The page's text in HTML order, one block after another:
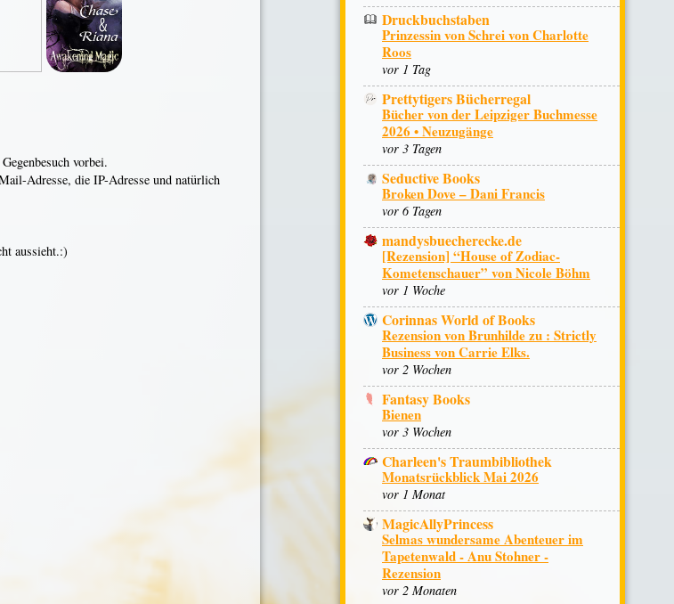
vorbei.
Adresse, die IP-Adresse und natürlich
aussieht.:)
Druckbuchstaben
Prinzessin von Schrei von Charlotte
Roos
vor 1 Tag
Prettytigers Bücherregal
Bücher von der Leipziger Buchmesse
2026 • Neuzugänge
vor 3 Tagen
Seductive Books
Broken Dove – Dani Francis
vor 6 Tagen
mandysbuecherecke.de
[Rezension] “House of Zodiac-
Kometenschauer” von Nicole Böhm
vor 1 Woche
Corinnas World of Books
Rezension von Brunhilde zu : Strictly
Business von Carrie Elks.
vor 2 Wochen
Fantasy Books
Bienen
vor 3 Wochen
Charleen's Traumbibliothek
Monatsrückblick Mai 2026
vor 1 Monat
MagicAllyPrincess
Selmas wundersame Abenteuer im
Tapetenwald - Anu Stohner -
Rezension
vor 2 Monaten